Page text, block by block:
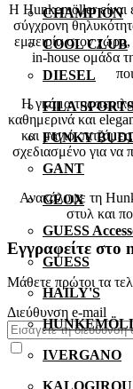
CHAMPION
COOL CLUB
DIESEL
FILA
FUNKY
GANT
GEOX
GUESS
GUESS
HAILY'S
IVERGANO
Η Hunkemöller είναι
σύγχρονη
εμπειρία στον
in-house ομάδα
Η γκάμα της
καθημερινά και
και μαγιό,
σχεδιασμένο για να
Ανακάλυψε τη
στυλ και
Εγγραφείτε στο
Μάθετε πρώτοι τα
Διεύθυνση e-mail